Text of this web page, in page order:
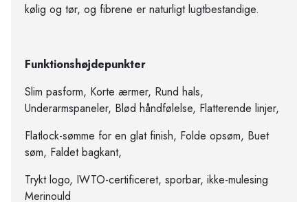
kølig og tør, og fibrene er naturligt lugtbestandige.
Funktionshøjdepunkter
Slim pasform, Korte ærmer, Rund hals,
Underarmspaneler, Blød håndfølelse, Flatterende linjer,
Flatlock-sømme for en glat finish, Folde opsøm, Buet
søm, Faldet bagkant,
Trykt logo, IWTO-certificeret, sporbar, ikke-mulesing
Merinould